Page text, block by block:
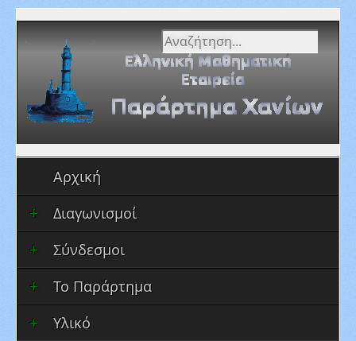
Αναζήτηση...
Αρχική
Διαγωνισμοί
Σύνδεσμοι
Το Παράρτημα
Υλικό